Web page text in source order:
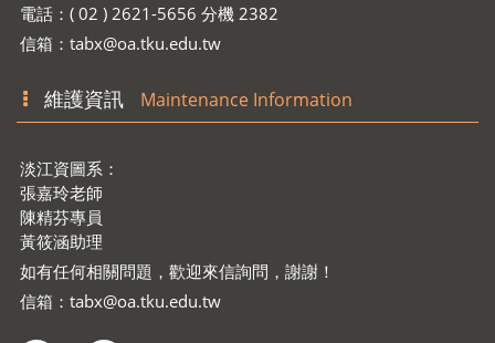
電話：( 02 ) 2621-5656 分機 2382
信箱： tabx@oa.tku.edu.tw
維護資訊 Maintenance Information
淡江資圖系：
張嘉玲老師
陳精芬專員
黃筱涵助理
如有任何相關問題，歡迎來信詢問，謝謝！
信箱： tabx@oa.tku.edu.tw